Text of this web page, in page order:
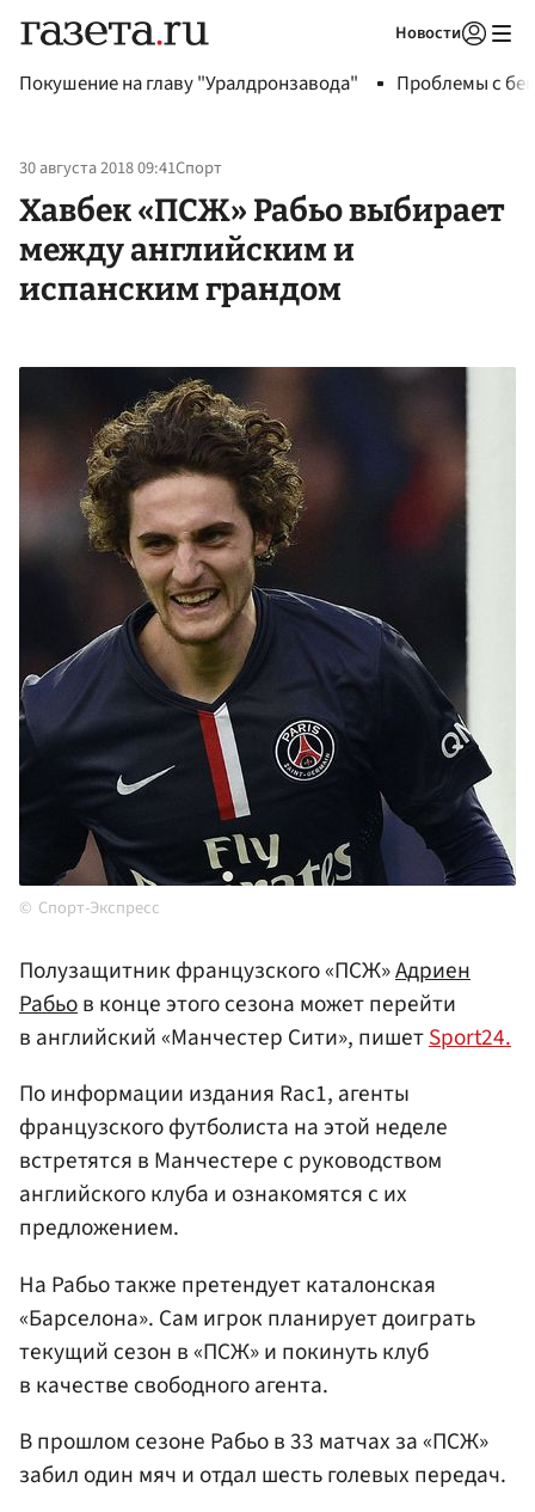
Новости
Покушение на главу "Уралдронзавода" Проблемы с
30 августа 2018 09:41Спорт
Хавбек «ПСЖ» Рабьо выбирает
между английским и
испанским грандом
Спорт-Экспресс
Полузащитник французского «ПСЖ»Адриен
Рабьов конце этого сезона может перейти
в английский «Манчестер Сити», пишетSport24.
По информации издания Rac1, агенты
французского футболиста на этой неделе
встретятся в Манчестере с руководством
английского клуба и ознакомятся с их
предложением.
На Рабьо также претендует каталонская
«Барселона». Сам игрок планирует доиграть
текущий сезон в «ПСЖ» и покинуть клуб
в качестве свободного агента.
В прошлом сезоне Рабьо в 33 матчах за «ПСЖ»
забил один мяч и отдал шесть голевых передач.